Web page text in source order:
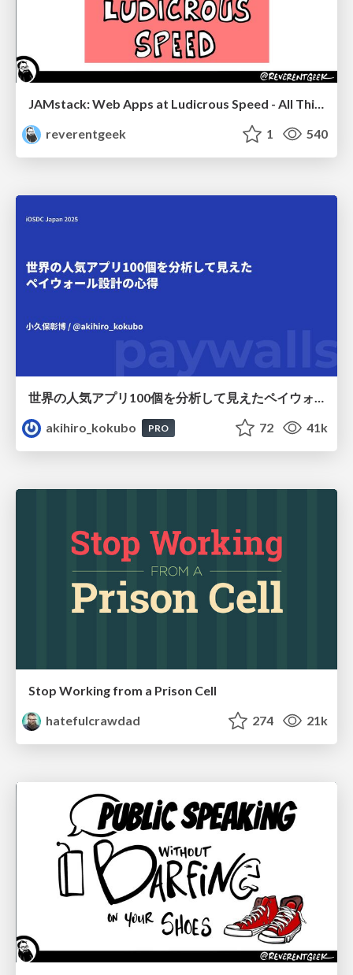
JAMstack: Web Apps at Ludicrous Speed - All Things Open 2022
reverentgeek
1 540
akihiro_kokubo
PRO 72 41k
Stop Working from a Prison Cell
hatefulcrawdad
274 21k